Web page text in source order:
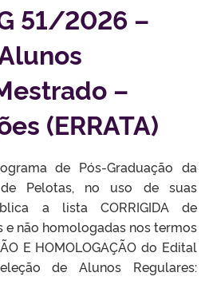
51/2026 –
–
(ERRATA)
de Pós-Graduação da
de Pelotas, no uso de suas
a lista CORRIGIDA de
não homologadas nos termos
E HOMOLOGAÇÃO do Edital
de Alunos Regulares: